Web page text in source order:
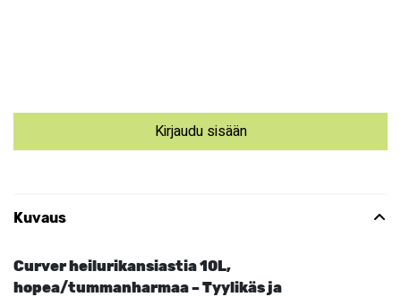
Kirjaudu sisään
Kuvaus
Curver heilurikansiastia 10L,
hopea/tummanharmaa – Tyylikäs ja